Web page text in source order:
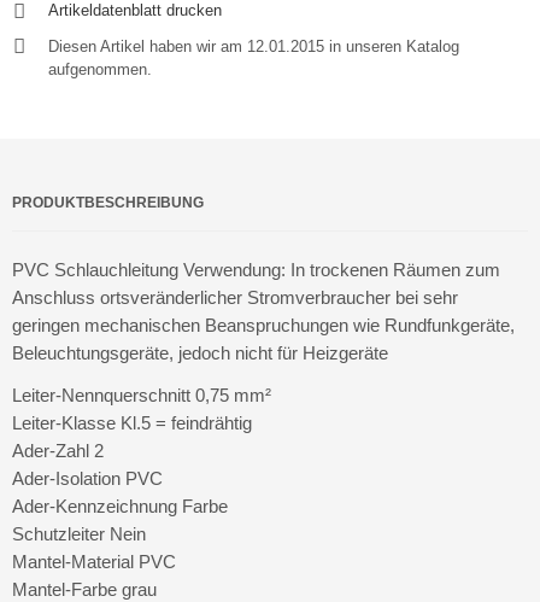
Artikeldatenblatt drucken
Diesen Artikel haben wir am 12.01.2015 in unseren Katalog
aufgenommen.
PRODUKTBESCHREIBUNG
PVC Schlauchleitung Verwendung: In trockenen Räumen zum
Anschluss ortsveränderlicher Stromverbraucher bei sehr
geringen mechanischen Beanspruchungen wie Rundfunkgeräte,
Beleuchtungsgeräte, jedoch nicht für Heizgeräte
Leiter-Nennquerschnitt 0,75 mm²
Leiter-Klasse Kl.5 = feindrähtig
Ader-Zahl 2
Ader-Isolation PVC
Ader-Kennzeichnung Farbe
Schutzleiter Nein
Mantel-Material PVC
Mantel-Farbe grau